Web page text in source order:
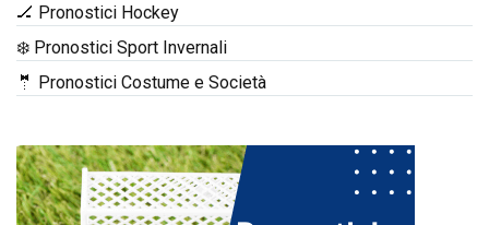
🏒 Pronostici Hockey
❄️ Pronostici Sport Invernali
🤵 Pronostici Costume e Società